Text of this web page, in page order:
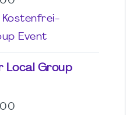
Kostenfrei-
Event
Local Group